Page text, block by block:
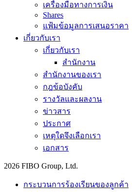
เครื่องมือทางการเงิน
Shares
แฟ้มข้อมูลการเสนอราคา
เกี่ยวกับเรา
เกี่ยวกับเรา
สำนักงาน
สำนักงานของเรา
กฎข้อบังคับ
รางวัลและผลงาน
ข่าวสาร
ประกาศ
เหตุใดจึงเลือกเรา
เอกสาร
2026 FIBO Group, Ltd.
กระบวนการร้องเรียนของลูกค้า